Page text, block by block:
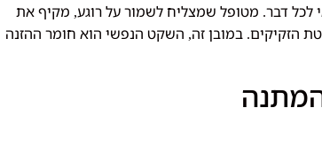
לכל דבר. מטופל שמצליח לשמור על רוגע, מקיף את
הזקיקים. במובן זה, השקט הנפשי הוא חומר ההזנה